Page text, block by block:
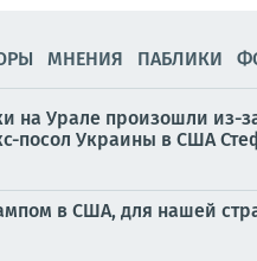
МНЕНИЯ ПАБЛИКИ
на Урале произошли
посол Украины в США
в США, для нашей